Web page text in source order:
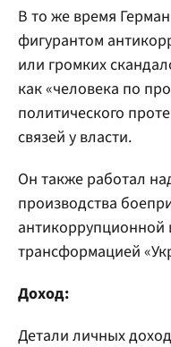
В то же время
фигурантом
или громких
как «человека по
политического
связей у власти.
Он также работал
производства
антикоррупционной
трансформацией
Доход:
Детали личных